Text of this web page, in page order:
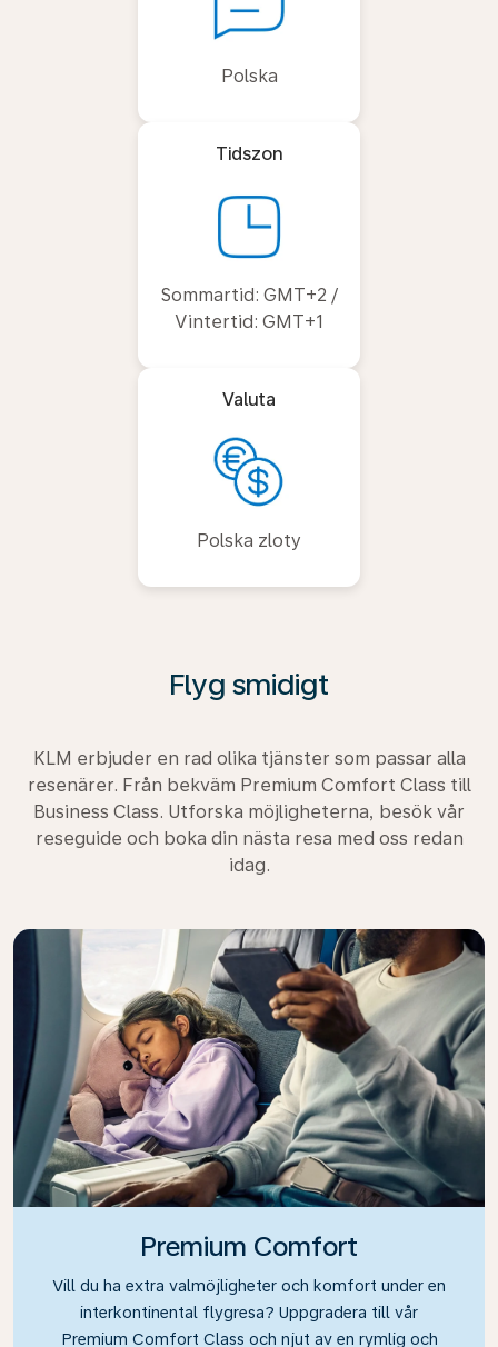
Polska
Tidszon
Sommartid: GMT+2 /
Vintertid: GMT+1
Valuta
Polska zloty
Flyg smidigt
KLM erbjuder en rad olika tjänster som passar alla
resenärer. Från bekväm Premium Comfort Class till
Business Class. Utforska möjligheterna, besök vår
reseguide och boka din nästa resa med oss redan
idag.
Premium Comfort
Vill du ha extra valmöjligheter och komfort under en
interkontinental flygresa? Uppgradera till vår
Premium Comfort Class och njut av en rymlig och